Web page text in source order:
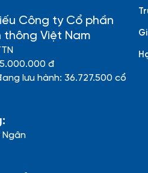
Công ty Cổ phần
thông Việt Nam
đ
lưu hành: 36.727.500 cổ
Ngân